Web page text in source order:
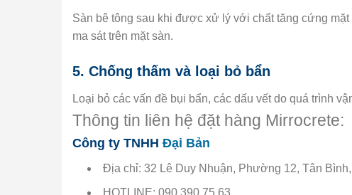
Sàn bê tông sau khi được xử lý với chất tăng cứng
ma sát trên mặt sàn.
5. Chống thấm và loại bỏ bẩn
Loại bỏ các vấn đề bụi bẩn, các dấu vết do quá trình
Thông tin liên hệ đặt hàng Mirrocrete:
Công ty TNHH Đại Bản
Địa chỉ: 32 Lê Duy Nhuận, Phường 12, Tân